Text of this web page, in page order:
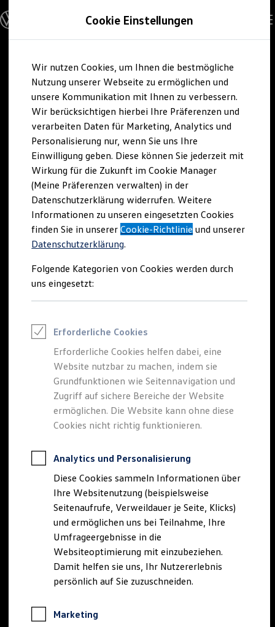
Hauptinhalt
springen
Footer
springen
Modelle und Konfigurator
Konfigurator
Modelle vergleichen
Elektroautos
ENERGY Sondermodelle
Nutzfahrzeuge
SUV und CUV
Familienautos
Kombis
Kompaktwagen
Sportwagen
Schnell verfügbare Fahrzeuge
Angebote und Produkte
Aktuelle Angebote
E-Auto-Förderung
Volkswagen Marktplatz
Die ENERGY Sondermodelle
Junge Gebrauchtwagen und Gebrauchtwagen
Volkswagen Zertifizierte Gebrauchtwagen
Elektromobilität bei Gebrauchtwagen
Saisonangebote
Reifenpakete
Leasing
Leasing-Angebote
Elektroauto Leasing
Kleinwagen-Leasing
Leasing ohne Anzahlung
Finanzierung
Autokredit mit Schlussrate
Versicherungen und Garantien
Kfz-Versicherung
Restschuldversicherungen
Garantien
Professional Class bei Volkswagen
Behörden
Direktkunden
Sonderfahrzeuge
Anpfiff zum Gewinn
Elektromobilität
Elektroautos
ID. Tutorials
Elektrofahrzeugkonzepte
ID. EVERY1
Reichweite
Rekuperation
Cookie Einstellungen
Wir nutzen Cookies, um Ihnen die bestmögliche
Nutzung unserer Webseite zu ermöglichen und
unsere Kommunikation mit Ihnen zu verbessern.
Wir berücksichtigen hierbei Ihre Präferenzen und
verarbeiten Daten für Marketing, Analytics und
Personalisierung nur, wenn Sie uns Ihre
Einwilligung geben. Diese können Sie jederzeit mit
Wirkung für die Zukunft im Cookie Manager
(Meine Präferenzen verwalten) in der
Datenschutzerklärung widerrufen. Weitere
Informationen zu unseren eingesetzten Cookies
finden Sie in unsererCookie-Richtlinie und unserer
Datenschutzerklärung.
Folgende Kategorien von Cookies werden durch
uns eingesetzt:
Erforderliche Cookies
Erforderliche Cookies helfen dabei, eine
Website nutzbar zu machen, indem sie
Grundfunktionen wie Seitennavigation und
Zugriff auf sichere Bereiche der Website
ermöglichen. Die Website kann ohne diese
Cookies nicht richtig funktionieren.
Analytics und Personalisierung
Diese Cookies sammeln Informationen über
Ihre Websitenutzung (beispielsweise
Seitenaufrufe, Verweildauer je Seite, Klicks)
und ermöglichen uns bei Teilnahme, Ihre
Umfrageergebnisse in die
Websiteoptimierung mit einzubeziehen.
Damit helfen sie uns, Ihr Nutzererlebnis
persönlich auf Sie zuzuschneiden.
Marketing